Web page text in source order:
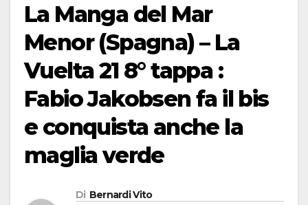
La Manga del Mar
Menor (Spagna) – La
Vuelta 21 8° tappa :
Fabio Jakobsen fa il bis
e conquista anche la
maglia verde
Di Bernardi Vito